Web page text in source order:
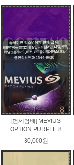
[면세담배] MEVIUS
OPTION PURPLE 8
30,000원